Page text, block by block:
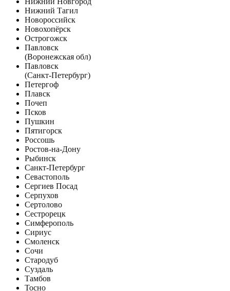
Нижний Тагил
Новороссийск
Новохопёрск
Острогожск
Павловск
(Воронежская обл)
Павловск
(Санкт-Петербург)
Петергоф
Плавск
Почеп
Псков
Пушкин
Пятигорск
Россошь
Ростов-на-Дону
Рыбинск
Санкт-Петербург
Севастополь
Сергиев Посад
Серпухов
Сертолово
Сестрорецк
Симферополь
Сириус
Смоленск
Сочи
Стародуб
Суздаль
Тамбов
Тосно